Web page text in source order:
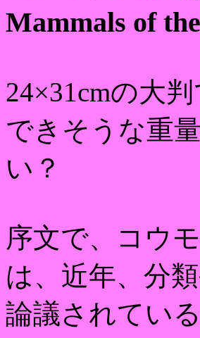
Mammals of
24×31cmの大
できそうな重
い？
序文で、コウ
は、近年、分
論議されてい